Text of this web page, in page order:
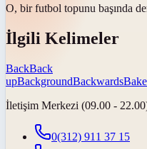
O, bir futbol topunu başında
İlgili Kelimeler
BackBack
upBackgroundBackwardsBake
İletişim Merkezi (09.00 -
0(312) 911 37 15